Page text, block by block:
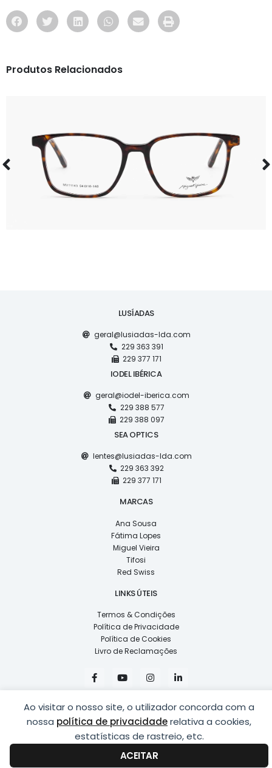
Ao visitar o nosso site, o utilizador concorda com a
nossa política de privacidaderelativa a cookies,
estatísticas de rastreio, etc.
ACEITAR
Produtos Relacionados
ÓCULOS
MV11143
LUSÍADAS
geral@lusiadas-lda.com
229 363 391
229 377 171
IODEL IBÉRICA
geral@iodel-iberica.com
229 388 577
229 388 097
SEA OPTICS
lentes@lusiadas-lda.com
229 363 392
229 377 171
MARCAS
Ana Sousa
Fátima Lopes
Miguel Vieira
Tifosi
Red Swiss
LINKS ÚTEIS
Termos & Condições
Política de Privacidade
Política de Cookies
Livro de Reclamações
F
a
c
b
o
o
k
-
Y
o
u
u
b
e
I
n
s
a
g
r
a
m
i
n
e
d
i
n
-
COPYRIGHT © 2026LUSÍADAS, DISTRIBUIÇÃO DE ÓPTICAS, LDA.
DESENVOLVIDO POR